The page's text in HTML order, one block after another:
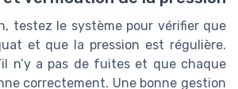
testez le système pour vérifier que
et que la pression est régulière.
n’y a pas de fuites et que chaque
correctement. Une bonne gestion